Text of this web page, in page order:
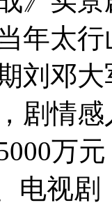
年太
刘邓
剧情
万
电视